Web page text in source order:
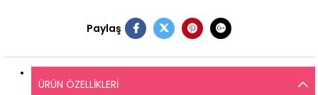
Paylaş
ÜRÜN ÖZELLIKLERI